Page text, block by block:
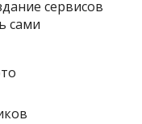
сервисов
сами